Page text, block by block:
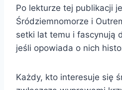
Po lekturze tej publikacji
Śródziemnomorze i
setki lat temu i fascynują
jeśli opowiada o nich
Każdy, kto interesuje się